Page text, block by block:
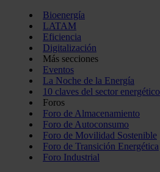
Bioenergía
LATAM
Eficiencia
Digitalización
Más secciones
Eventos
La Noche de la Energía
10 claves del sector energético
Foros
Foro de Almacenamiento
Foro de Autoconsumo
Foro de Movilidad Sostenible
Foro de Transición Energética
Foro Industrial